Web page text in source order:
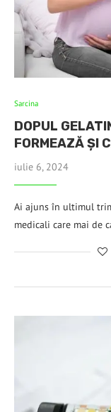
Sarcina
DOPUL
FORMEAZĂ ȘI
iulie 6, 2024
Ai ajuns în ultimul
medicali care mai de